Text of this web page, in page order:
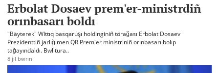
Erbolat Dosaev prem'er-ministrdiñ
orınbasarı boldı
"Bäyterek" Wlttıq basqaruşı holdinginiñ törağası Erbolat Dosaev
Prezidenttiñ jarlığımen QR Prem'er ministriniñ orınbasarı bolıp
tağayındaldı. Bwl tura..
8 jıl bwrın